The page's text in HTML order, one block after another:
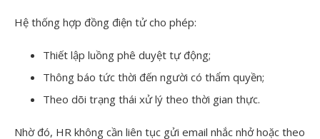
Hệ thống hợp đồng điện tử cho phép:
Thiết lập luồng phê duyệt tự động;
Thông báo tức thời đến người có thẩm quyền;
Theo dõi trạng thái xử lý theo thời gian thực.
Nhờ đó, HR không cần liên tục gửi email nhắc nhở hoặc theo